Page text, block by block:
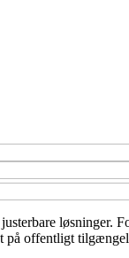
løsninger.
offentligt